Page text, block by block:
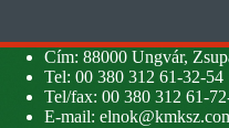
Cím: 88000 Ungvár,
Tel: 00 380 312 61-32-54
Tel/fax: 00 380 312 61-
E-mail: